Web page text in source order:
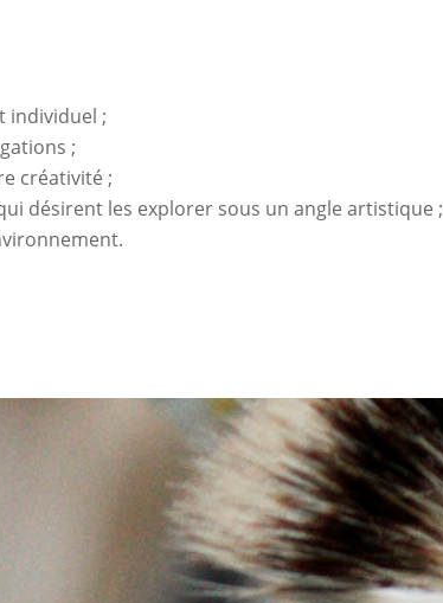
individuel ;
;
créativité ;
désirent les explorer sous un angle artistique ;